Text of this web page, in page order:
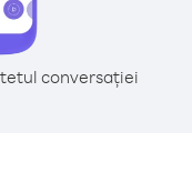
conversației